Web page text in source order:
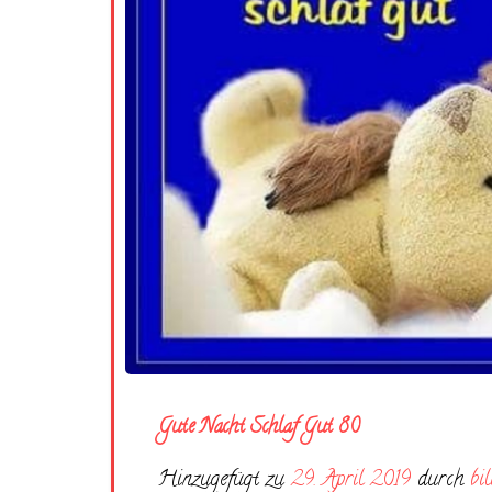
Gute Nacht Schlaf Gut 80
Hinzugefügt zu29. April 2019 durch